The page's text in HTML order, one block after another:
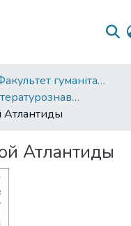
001. Факультет гуманітарних наук
Кафедра літературознавства імені Володимира Моренця
Атлантиды
Атлантиды